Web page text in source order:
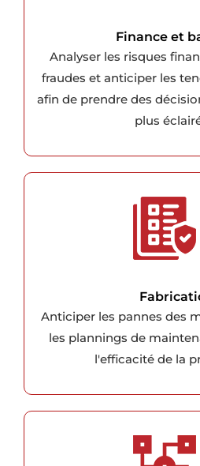
Finance et
Analyser les risques
fraudes et anticiper les
afin de prendre des
plus
Anticiper les pannes des
les plannings de
l'efficacité de la